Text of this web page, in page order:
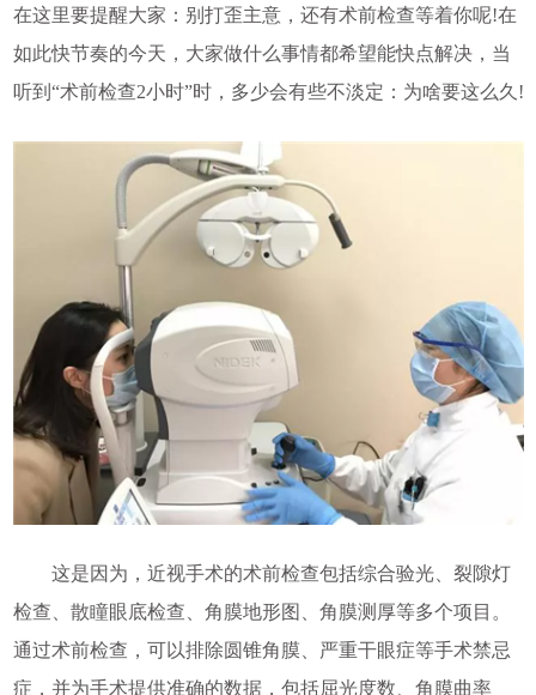
在这里要提醒大家：别打歪主意，还有术前检查等着你呢!在
如此快节奏的今天，大家做什么事情都希望能快点解决，当
听到“术前检查2小时”时，多少会有些不淡定：为啥要这么久!
这是因为，近视手术的术前检查包括综合验光、裂隙灯
检查、散瞳眼底检查、角膜地形图、角膜测厚等多个项目。
通过术前检查，可以排除圆锥角膜、严重干眼症等手术禁忌
症，并为手术提供准确的数据，包括屈光度数、角膜曲率